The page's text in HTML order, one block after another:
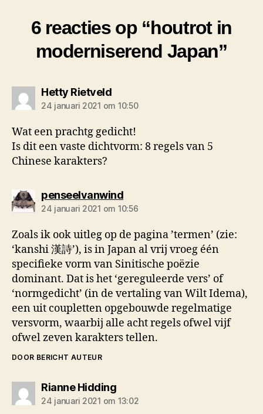
6 reacties op “houtrot in
moderniserend Japan”
Hetty Rietveldzegt:
24 januari 2021 om 10:50
Wat een prachtg gedicht!
Is dit een vaste dichtvorm: 8 regels van 5
Chinese karakters?
penseelvanwindzegt:
24 januari 2021 om 10:56
Zoals ik ook uitleg op de pagina ’termen’ (zie:
‘kanshi 漢詩’), is in Japan al vrij vroeg één
specifieke vorm van Sinitische poëzie
dominant. Dat is het ‘gereguleerde vers’ of
‘normgedicht’ (in de vertaling van Wilt Idema),
een uit coupletten opgebouwde regelmatige
versvorm, waarbij alle acht regels ofwel vijf
ofwel zeven karakters tellen.
DOOR BERICHT AUTEUR
Rianne Hiddingzegt:
24 januari 2021 om 13:02